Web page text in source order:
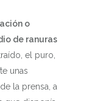
o
de ranuras
el puro,
unas
la prensa, a